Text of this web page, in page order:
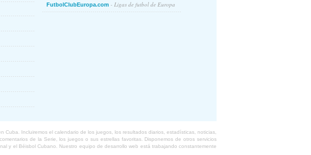
FutbolClubEuropa.com - Ligas de futbol de Europa
Incluiremos el calendario de los juegos, los resultados diarios, estadísticas, noticias,
de la Serie, los juegos o sus estrellas favoritas. Disponemos de otros servicios
y el Béisbol Cubano. Nuestro equipo de desarrollo web está trabajando constantemente